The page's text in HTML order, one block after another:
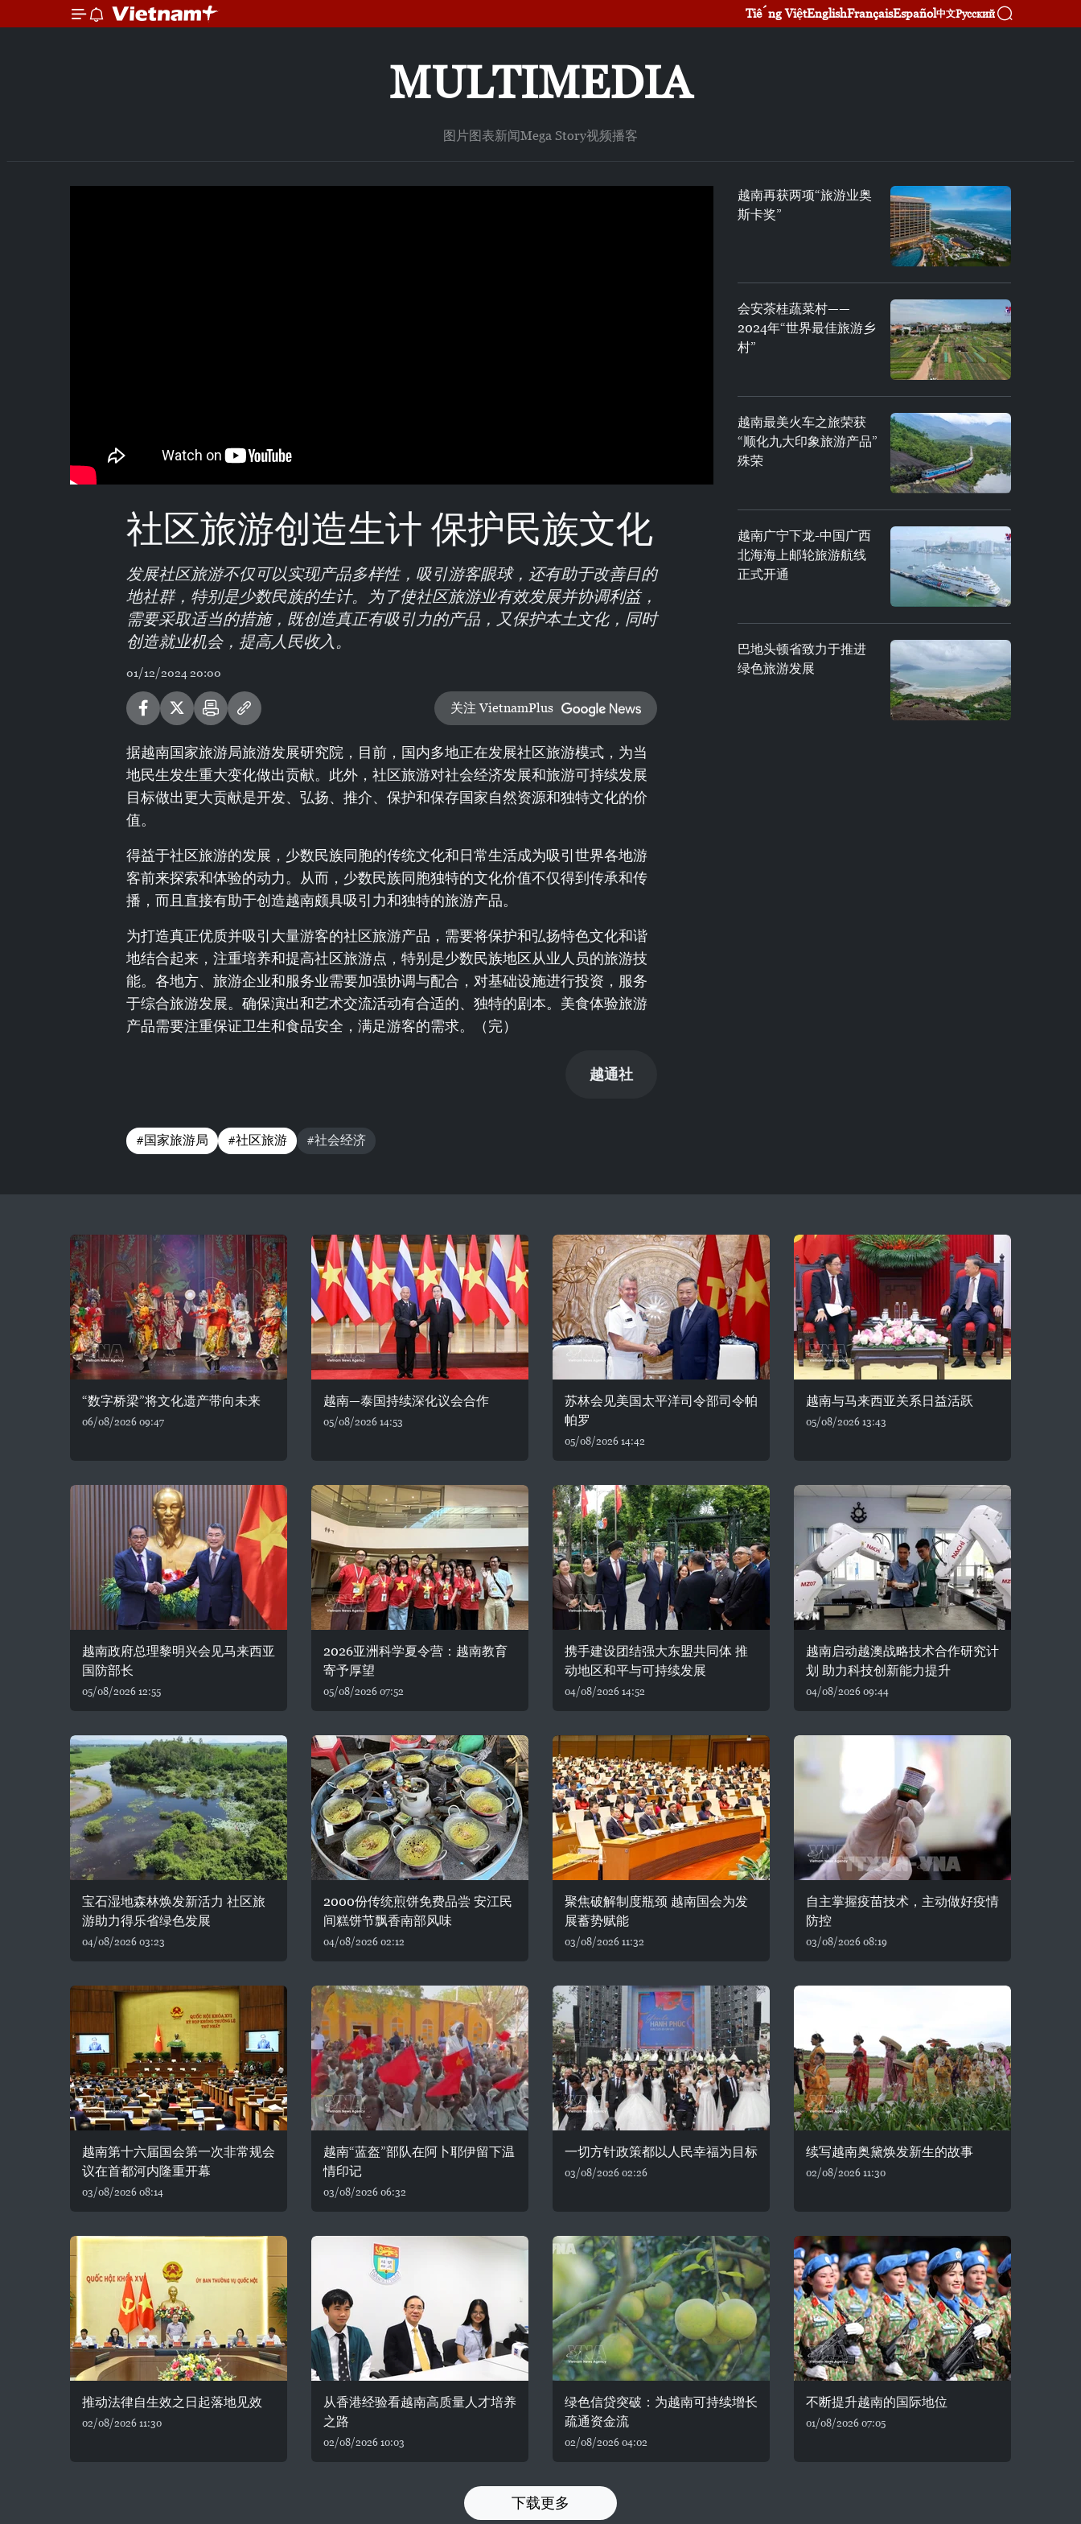
Tiếng ViệtEnglishFrançaisEspañol中文Русский
MULTIMEDIA
图片图表新闻Mega Story视频播客
社区旅游创造生计 保护民族文化
发展社区旅游不仅可以实现产品多样性，吸引游客眼球，还有助于改善目的
地社群，特别是少数民族的生计。为了使社区旅游业有效发展并协调利益，
需要采取适当的措施，既创造真正有吸引力的产品，又保护本土文化，同时
创造就业机会，提高人民收入。
01/12/2024 20:00
关注 VietnamPlus
据越南国家旅游局旅游发展研究院，目前，国内多地正在发展社区旅游模式，为当
地民生发生重大变化做出贡献。此外，社区旅游对社会经济发展和旅游可持续发展
目标做出更大贡献是开发、弘扬、推介、保护和保存国家自然资源和独特文化的价
值。
得益于社区旅游的发展，少数民族同胞的传统文化和日常生活成为吸引世界各地游
客前来探索和体验的动力。从而，少数民族同胞独特的文化价值不仅得到传承和传
播，而且直接有助于创造越南颇具吸引力和独特的旅游产品。
为打造真正优质并吸引大量游客的社区旅游产品，需要将保护和弘扬特色文化和谐
地结合起来，注重培养和提高社区旅游点，特别是少数民族地区从业人员的旅游技
能。各地方、旅游企业和服务业需要加强协调与配合，对基础设施进行投资，服务
于综合旅游发展。确保演出和艺术交流活动有合适的、独特的剧本。美食体验旅游
产品需要注重保证卫生和食品安全，满足游客的需求。（完）
越通社
#国家旅游局 #社区旅游 #社会经济
越南再获两项“旅游业奥
斯卡奖”
会安茶桂蔬菜村——
2024年“世界最佳旅游乡
村”
越南最美火车之旅荣获
“顺化九大印象旅游产品”
殊荣
越南广宁下龙-中国广西
北海海上邮轮旅游航线
正式开通
巴地头顿省致力于推进
绿色旅游发展
“数字桥梁”将文化遗产带向未来
06/08/2026 09:47
越南—泰国持续深化议会合作
05/08/2026 14:53
苏林会见美国太平洋司令部司令帕
帕罗
05/08/2026 14:42
越南与马来西亚关系日益活跃
05/08/2026 13:43
越南政府总理黎明兴会见马来西亚
国防部长
05/08/2026 12:55
2026亚洲科学夏令营：越南教育
寄予厚望
05/08/2026 07:52
携手建设团结强大东盟共同体 推
动地区和平与可持续发展
04/08/2026 14:52
越南启动越澳战略技术合作研究计
划 助力科技创新能力提升
04/08/2026 09:44
宝石湿地森林焕发新活力 社区旅
游助力得乐省绿色发展
04/08/2026 03:23
2000份传统煎饼免费品尝 安江民
间糕饼节飘香南部风味
04/08/2026 02:12
聚焦破解制度瓶颈 越南国会为发
展蓄势赋能
03/08/2026 11:32
自主掌握疫苗技术，主动做好疫情
防控
03/08/2026 08:19
越南第十六届国会第一次非常规会
议在首都河内隆重开幕
03/08/2026 08:14
越南“蓝盔”部队在阿卜耶伊留下温
情印记
03/08/2026 06:32
一切方针政策都以人民幸福为目标
03/08/2026 02:26
续写越南奥黛焕发新生的故事
02/08/2026 11:30
推动法律自生效之日起落地见效
02/08/2026 11:30
从香港经验看越南高质量人才培养
之路
02/08/2026 10:03
绿色信贷突破：为越南可持续增长
疏通资金流
02/08/2026 04:02
不断提升越南的国际地位
01/08/2026 07:05
下载更多